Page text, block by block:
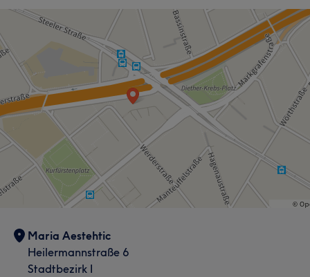
Maria Aestehtic
Heilermannstraße 6
Stadtbezirk I